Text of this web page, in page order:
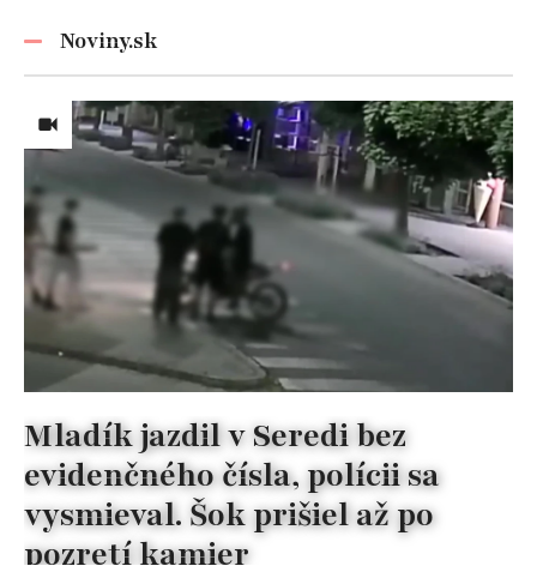
Noviny.sk
Mladík jazdil v Seredi bez
evidenčného čísla, polícii sa
vysmieval. Šok prišiel až po
pozretí kamier